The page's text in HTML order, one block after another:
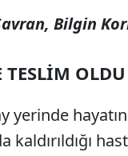
Bilgin
TESLİM OLDU
yerinde
kaldırıldığı